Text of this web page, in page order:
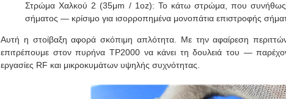
Στρώμα Χαλκού 2 (35μm / 1oz): Το κάτω στρώμα, που συνήθως
σήματος — κρίσιμο για ισορροπημένα μονοπάτια επιστροφής
Αυτή η στοίβαξη αφορά σκόπιμη απλότητα. Με την αφαίρεση
επιτρέπουμε στον πυρήνα TP2000 να κάνει τη δουλειά του —
εργασίες RF και μικροκυμάτων υψηλής συχνότητας.